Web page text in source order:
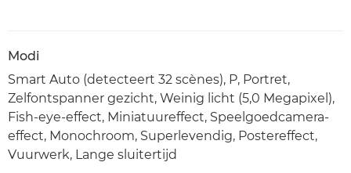
Modi
Smart Auto (detecteert 32 scènes), P, Portret,
Zelfontspanner gezicht, Weinig licht (5,0 Megapixel),
Fish-eye-effect, Miniatuureffect, Speelgoedcamera-
effect, Monochroom, Superlevendig, Postereffect,
Vuurwerk, Lange sluitertijd